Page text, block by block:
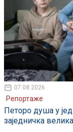
07.08.2026
Репортаже
Петоро душа у
заједничка